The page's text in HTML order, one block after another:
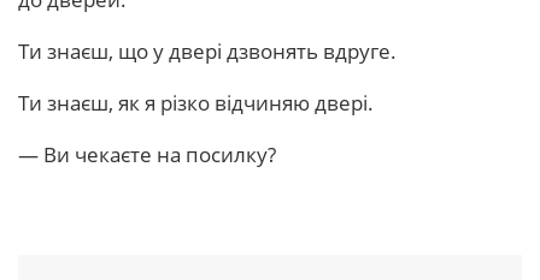
Ти знаєш, що у двері дзвонять вдруге.
Ти знаєш, як я різко відчиняю двері.
— Ви чекаєте на посилку?